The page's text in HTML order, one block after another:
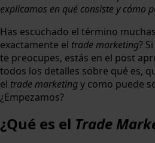
explicamos en qué consiste y cómo
Has escuchado el término
exactamente el trade marketing?
te preocupes, estás en el post
todos los detalles sobre qué es,
el trade marketingy como puede
¿Empezamos?
¿Qué es el Trade